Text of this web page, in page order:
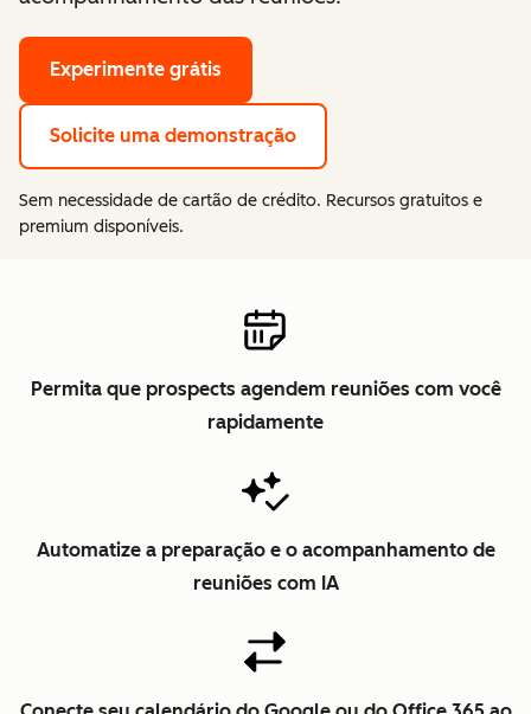
Experimente grátis
Solicite uma demonstração
Sem necessidade de cartão de crédito. Recursos gratuitos e
premium disponíveis.
Permita que prospects agendem reuniões com você
rapidamente
Automatize a preparação e o acompanhamento de
reuniões com IA